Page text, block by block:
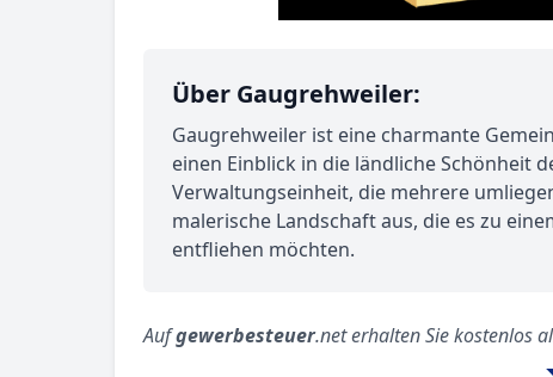
Über Gaugrehweiler:
Gaugrehweiler ist eine charmante
einen Einblick in die ländliche Schönheit
Verwaltungseinheit, die mehrere
malerische Landschaft aus, die es zu
entfliehen möchten.
Aufgewerbesteuer.net erhalten Sie kostenlos